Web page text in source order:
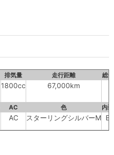
排気量 走行距離 総
1800cc 67,000km
AC 色 内装
AC スターリングシルバーM B